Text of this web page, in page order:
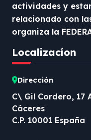
actividades y
relacionado con
organiza la
Localizacíon
Dirección
C\ Gil Cordero, 17
Cáceres
C.P. 10001 España